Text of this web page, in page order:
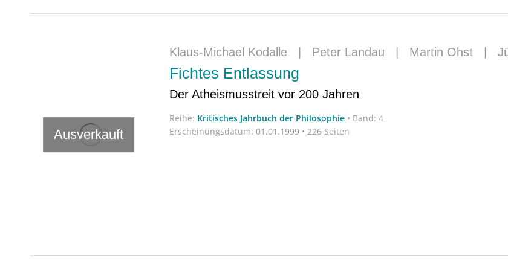
Ausverkauft
Klaus-Michael Kodalle Peter Landau Martin Ohst
Fichtes Entlassung
Der Atheismusstreit vor 200 Jahren
Reihe: Kritisches Jahrbuch der Philosophie • Band: 4
Erscheinungsdatum: 01.01.1999 • 226 Seiten